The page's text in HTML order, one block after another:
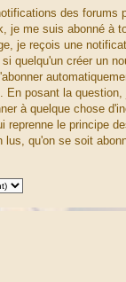
des forums
je me suis abonné à
je reçois une
quelqu'un créer un
En posant la
à quelque chose
reprenne le principe
lus, qu'on se soit